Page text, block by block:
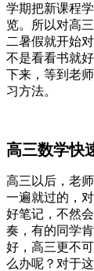
学期把新课程
览。所以对高
二暑假就开始
不是看看书就
下来，等到老
习方法。
高三数学快
高三以后，老
一遍就过的，
好笔记，不然
奏，有的同学
好，高三更不
么办呢？对于